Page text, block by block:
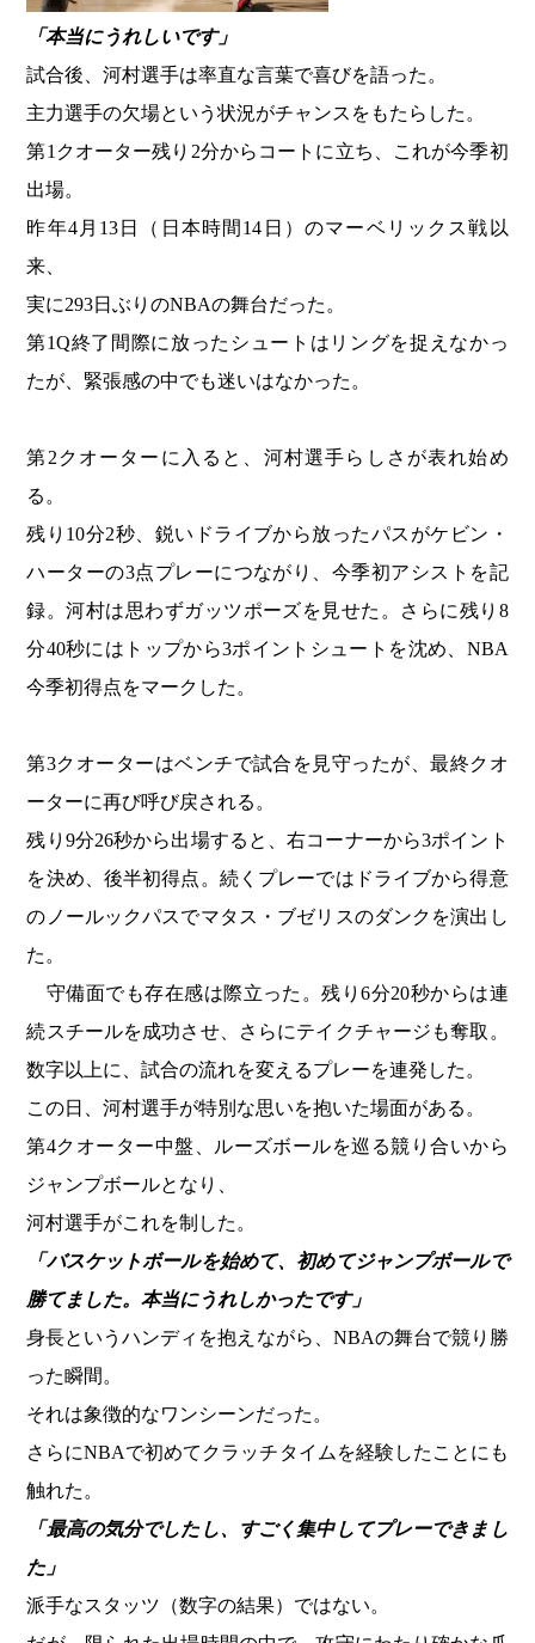
「本当にうれしいです」
試合後、河村選手は率直な言葉で喜びを語った。
主力選手の欠場という状況がチャンスをもたらした。
第1クオーター残り2分からコートに立ち、これが今季初
出場。
昨年4月13日（日本時間14日）のマーベリックス戦以
来、
実に293日ぶりのNBAの舞台だった。
第1Q終了間際に放ったシュートはリングを捉えなかっ
たが、緊張感の中でも迷いはなかった。
第2クオーターに入ると、河村選手らしさが表れ始め
る。
残り10分2秒、鋭いドライブから放ったパスがケビン・
ハーターの3点プレーにつながり、今季初アシストを記
録。河村は思わずガッツポーズを見せた。さらに残り8
分40秒にはトップから3ポイントシュートを沈め、NBA
今季初得点をマークした。
第3クオーターはベンチで試合を見守ったが、最終クオ
ーターに再び呼び戻される。
残り9分26秒から出場すると、右コーナーから3ポイント
を決め、後半初得点。続くプレーではドライブから得意
のノールックパスでマタス・ブゼリスのダンクを演出し
た。
守備面でも存在感は際立った。残り6分20秒からは連
続スチールを成功させ、さらにテイクチャージも奪取。
数字以上に、試合の流れを変えるプレーを連発した。
この日、河村選手が特別な思いを抱いた場面がある。
第4クオーター中盤、ルーズボールを巡る競り合いから
ジャンプボールとなり、
河村選手がこれを制した。
「バスケットボールを始めて、初めてジャンプボールで
勝てました。本当にうれしかったです」
身長というハンディを抱えながら、NBAの舞台で競り勝
った瞬間。
それは象徴的なワンシーンだった。
さらにNBAで初めてクラッチタイムを経験したことにも
触れた。
「最高の気分でしたし、すごく集中してプレーできまし
た」
派手なスタッツ（数字の結果）ではない。